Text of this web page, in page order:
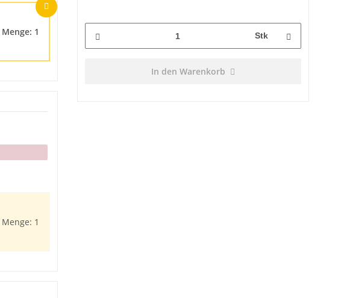
Menge: 1
Menge: 1
Stk
In den Warenkorb